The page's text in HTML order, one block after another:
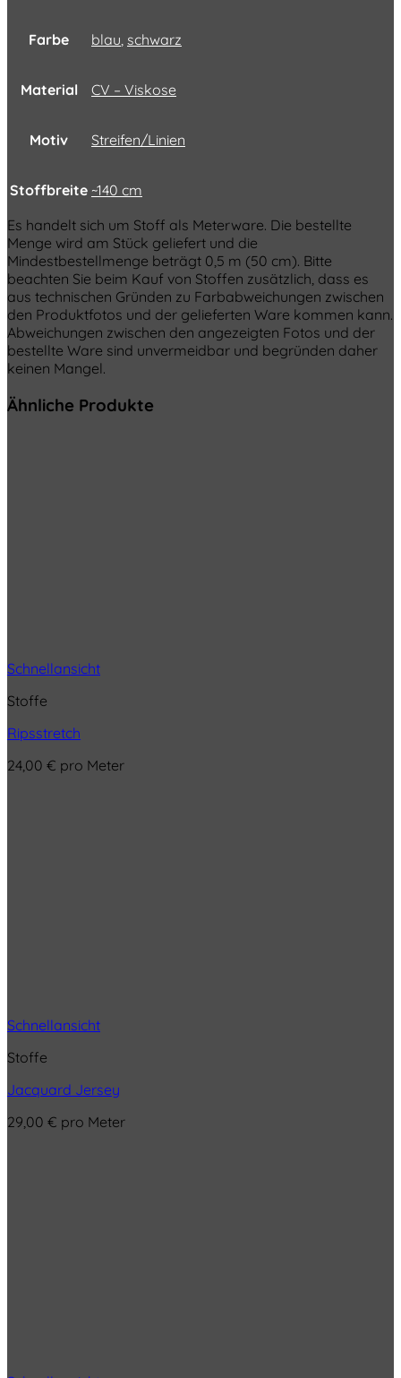
Farbe blau schwarz
Material CV – Viskose
Motiv Streifen/Linien
Stoffbreite ~140 cm
Es handelt sich um Stoff als Meterware. Die bestellte
Menge wird am Stück geliefert und die
Mindestbestellmenge beträgt 0,5 m (50 cm). Bitte
beachten Sie beim Kauf von Stoffen zusätzlich, dass es
aus technischen Gründen zu Farbabweichungen zwischen
den Produktfotos und der gelieferten Ware kommen kann.
Abweichungen zwischen den angezeigten Fotos und der
bestellte Ware sind unvermeidbar und begründen daher
keinen Mangel.
Ähnliche Produkte
Schnellansicht
Stoffe
Ripsstretch
24,00 € pro Meter
Schnellansicht
Stoffe
Jacquard Jersey
29,00 € pro Meter